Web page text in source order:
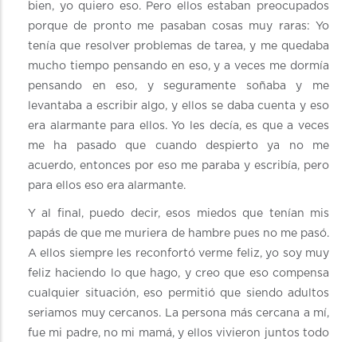
bien, yo quiero eso. Pero ellos estaban preocupados
porque de pronto me pasaban cosas muy raras: Yo
tenía que resolver problemas de tarea, y me quedaba
mucho tiempo pensando en eso, y a veces me dormía
pensando en eso, y seguramente soñaba y me
levantaba a escribir algo, y ellos se daba cuenta y eso
era alarmante para ellos. Yo les decía, es que a veces
me ha pasado que cuando despierto ya no me
acuerdo, entonces por eso me paraba y escribía, pero
para ellos eso era alarmante.
Y al final, puedo decir, esos miedos que tenían mis
papás de que me muriera de hambre pues no me pasó.
A ellos siempre les reconfortó verme feliz, yo soy muy
feliz haciendo lo que hago, y creo que eso compensa
cualquier situación, eso permitió que siendo adultos
seriamos muy cercanos. La persona más cercana a mí,
fue mi padre, no mi mamá, y ellos vivieron juntos todo